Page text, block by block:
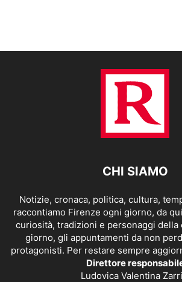
CHI SIAMO
Notizie, cronaca, politica, cultura,
raccontiamo Firenze ogni giorno, da
curiosità, tradizioni e personaggi della
giorno, gli appuntamenti da non
protagonisti. Per restare sempre
Direttore
Ludovica Valentina